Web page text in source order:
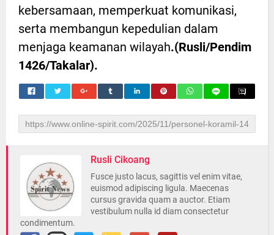
kebersamaan, memperkuat komunikasi,
serta membangun kepedulian dalam
menjaga keamanan wilayah.(Rusli/Pendim
1426/Takalar).
Rusli Cikoang
Fusce justo lacus, sagittis vel enim vitae,
euismod adipiscing ligula. Maecenas
cursus gravida quam a auctor. Etiam
vestibulum nulla id diam consectetur
condimentum.